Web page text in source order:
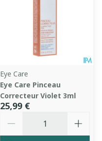
Eye Care
Eye Care Pinceau
Correcteur Violet 3ml
25,99 €